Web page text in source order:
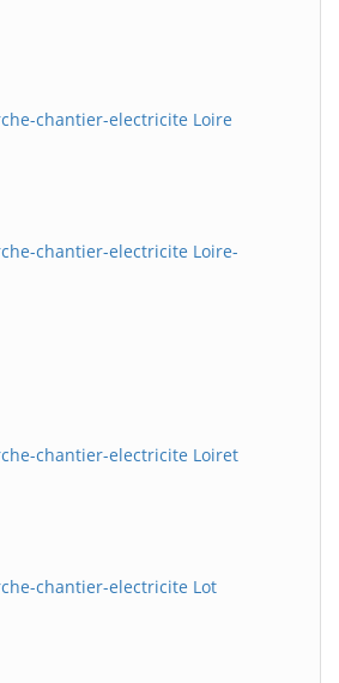
chantier-electricite Loire
chantier-electricite Loire-
chantier-electricite Loiret
chantier-electricite Lot